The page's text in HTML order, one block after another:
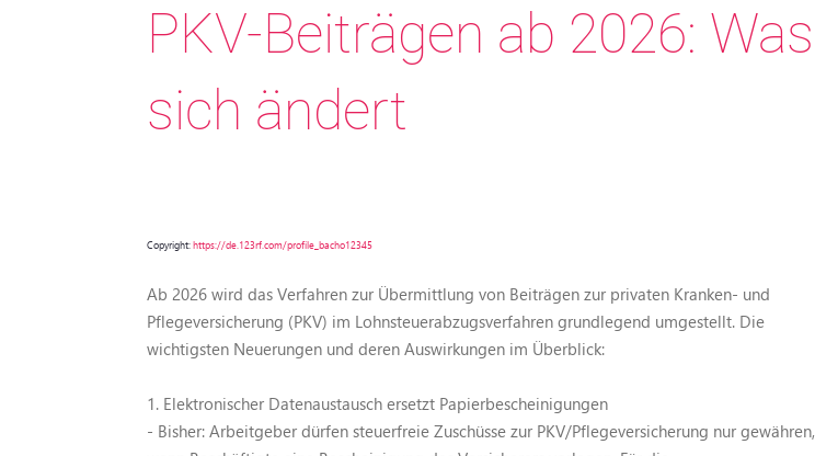
PKV-Beiträgen ab 2026: Was
sich ändert
Copyright:https://de.123rf.com/profile_bacho12345
Ab 2026 wird das Verfahren zur Übermittlung von Beiträgen zur privaten Kranken- und
Pflegeversicherung (PKV) im Lohnsteuerabzugsverfahren grundlegend umgestellt. Die
wichtigsten Neuerungen und deren Auswirkungen im Überblick:
1. Elektronischer Datenaustausch ersetzt Papierbescheinigungen
- Bisher: Arbeitgeber dürfen steuerfreie Zuschüsse zur PKV/Pflegeversicherung nur gewähren,